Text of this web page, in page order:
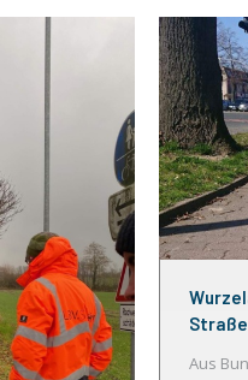
Aus